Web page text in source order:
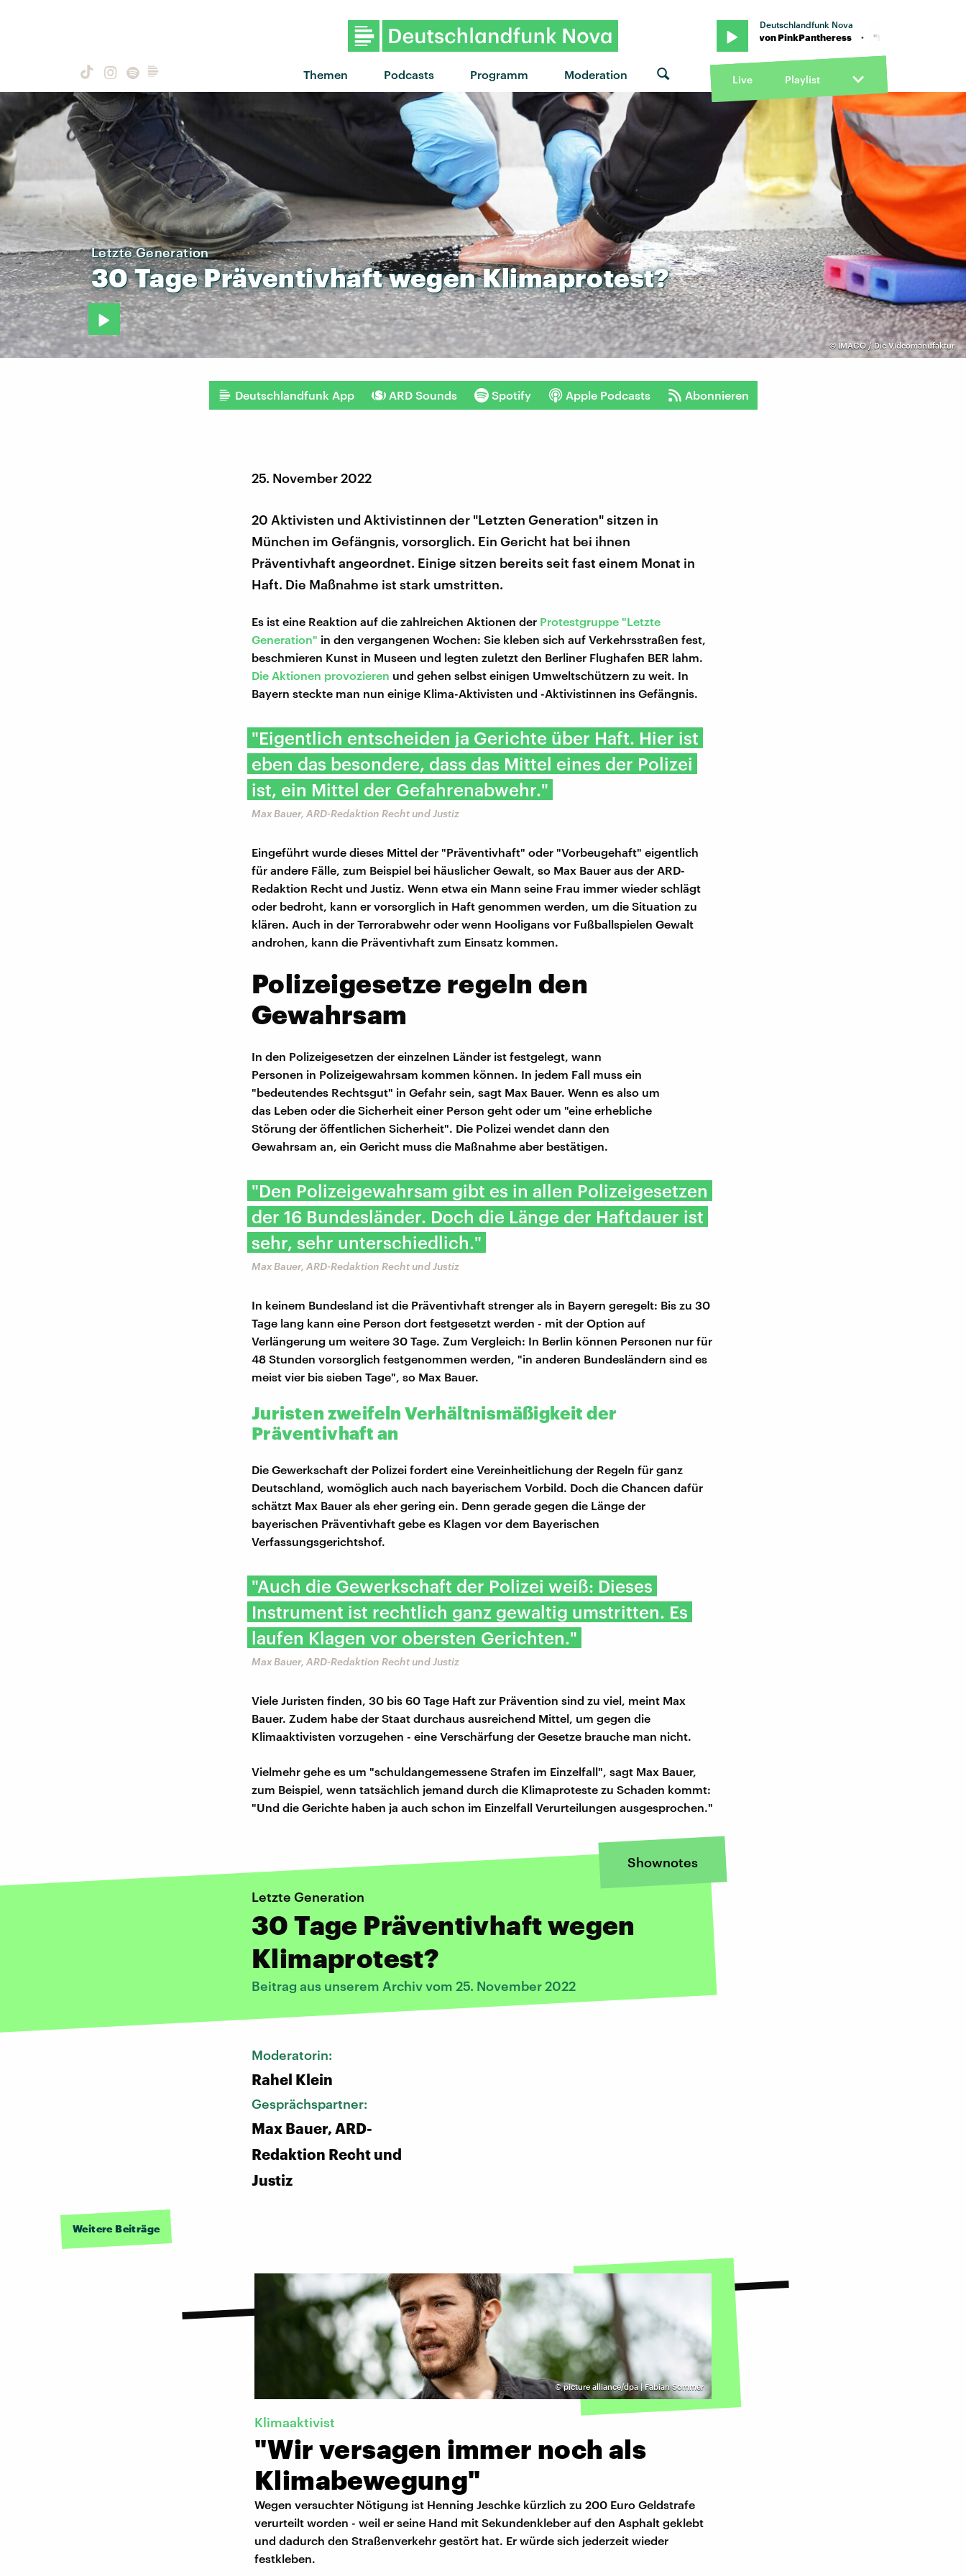
Themen Podcasts Programm Moderation
Deutschlandfunk Nova
"Illegal" von PinkPantheress · "Illegal" von PinkPantheress · "Illegal" von PinkPantheress
Live Playlist
© IMAGO / Die Videomanufaktur
Letzte Generation
30TagePräventivhaftwegenKlimaprotest?
Deutschlandfunk App ARD Sounds Spotify Apple Podcasts Abonnieren
25. November 2022
20 Aktivisten und Aktivistinnen der "Letzten Generation" sitzen in
München im Gefängnis, vorsorglich. Ein Gericht hat bei ihnen
Präventivhaft angeordnet. Einige sitzen bereits seit fast einem Monat in
Haft. Die Maßnahme ist stark umstritten.
Es ist eine Reaktion auf die zahlreichen Aktionen der Protestgruppe "Letzte
Generation" in den vergangenen Wochen: Sie kleben sich auf Verkehrsstraßen fest,
beschmieren Kunst in Museen und legten zuletzt den Berliner Flughafen BER lahm.
Die Aktionen provozieren und gehen selbst einigen Umweltschützern zu weit. In
Bayern steckte man nun einige Klima-Aktivisten und -Aktivistinnen ins Gefängnis.
"Eigentlich entscheiden ja Gerichte über Haft. Hier ist
eben das besondere, dass das Mittel eines der Polizei
ist, ein Mittel der Gefahrenabwehr."
Max Bauer, ARD-Redaktion Recht und Justiz
Eingeführt wurde dieses Mittel der "Präventivhaft" oder "Vorbeugehaft" eigentlich
für andere Fälle, zum Beispiel bei häuslicher Gewalt, so Max Bauer aus der ARD-
Redaktion Recht und Justiz. Wenn etwa ein Mann seine Frau immer wieder schlägt
oder bedroht, kann er vorsorglich in Haft genommen werden, um die Situation zu
klären. Auch in der Terrorabwehr oder wenn Hooligans vor Fußballspielen Gewalt
androhen, kann die Präventivhaft zum Einsatz kommen.
Polizeigesetze regeln den
Gewahrsam
In den Polizeigesetzen der einzelnen Länder ist festgelegt, wann
Personen in Polizeigewahrsam kommen können. In jedem Fall muss ein
"bedeutendes Rechtsgut" in Gefahr sein, sagt Max Bauer. Wenn es also um
das Leben oder die Sicherheit einer Person geht oder um "eine erhebliche
Störung der öffentlichen Sicherheit". Die Polizei wendet dann den
Gewahrsam an, ein Gericht muss die Maßnahme aber bestätigen.
"Den Polizeigewahrsam gibt es in allen Polizeigesetzen
der 16 Bundesländer. Doch die Länge der Haftdauer ist
sehr, sehr unterschiedlich."
Max Bauer, ARD-Redaktion Recht und Justiz
In keinem Bundesland ist die Präventivhaft strenger als in Bayern geregelt: Bis zu 30
Tage lang kann eine Person dort festgesetzt werden - mit der Option auf
Verlängerung um weitere 30 Tage. Zum Vergleich: In Berlin können Personen nur für
48 Stunden vorsorglich festgenommen werden, "in anderen Bundesländern sind es
meist vier bis sieben Tage", so Max Bauer.
Juristen zweifeln Verhältnismäßigkeit der
Präventivhaft an
Die Gewerkschaft der Polizei fordert eine Vereinheitlichung der Regeln für ganz
Deutschland, womöglich auch nach bayerischem Vorbild. Doch die Chancen dafür
schätzt Max Bauer als eher gering ein. Denn gerade gegen die Länge der
bayerischen Präventivhaft gebe es Klagen vor dem Bayerischen
Verfassungsgerichtshof.
"Auch die Gewerkschaft der Polizei weiß: Dieses
Instrument ist rechtlich ganz gewaltig umstritten. Es
laufen Klagen vor obersten Gerichten."
Max Bauer, ARD-Redaktion Recht und Justiz
Viele Juristen finden, 30 bis 60 Tage Haft zur Prävention sind zu viel, meint Max
Bauer. Zudem habe der Staat durchaus ausreichend Mittel, um gegen die
Klimaaktivisten vorzugehen - eine Verschärfung der Gesetze brauche man nicht.
Vielmehr gehe es um "schuldangemessene Strafen im Einzelfall", sagt Max Bauer,
zum Beispiel, wenn tatsächlich jemand durch die Klimaproteste zu Schaden kommt:
"Und die Gerichte haben ja auch schon im Einzelfall Verurteilungen ausgesprochen."
Shownotes
Letzte Generation
30 Tage Präventivhaft wegen
Klimaprotest?
Beitrag aus unserem Archiv vom 25. November 2022
Moderatorin:
Rahel Klein
Gesprächspartner:
Max Bauer, ARD-
Redaktion Recht und
Justiz
Weitere Beiträge
©picture alliance/dpa | Fabian Sommer
Klimaaktivist
"Wir versagen immer noch als
Klimabewegung"
Wegen versuchter Nötigung ist Henning Jeschke kürzlich zu 200 Euro Geldstrafe
verurteilt worden - weil er seine Hand mit Sekundenkleber auf den Asphalt geklebt
und dadurch den Straßenverkehr gestört hat. Er würde sich jederzeit wieder
festkleben.